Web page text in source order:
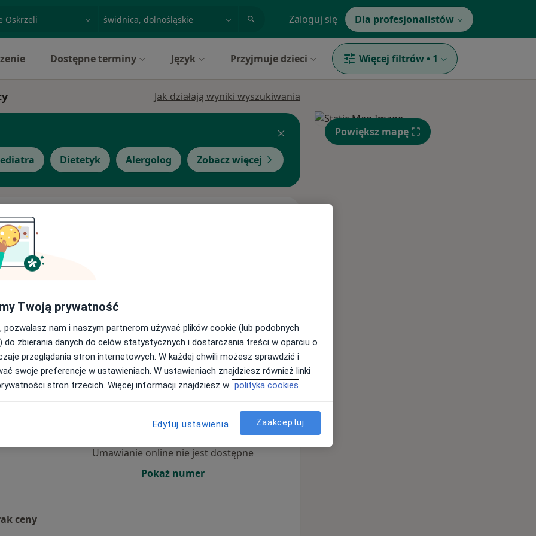
badanie lub nazwiskomiasto lub dzielnica Zaloguj się Dla profesjonalistów
Dostępne terminy Język Przyjmuje dzieci Więcej filtrów • 1
Jak działają wyniki wyszukiwania
Dietetyk Alergolog Zobacz więcej
·
250 zł
Lekarz
ceny
9 Sie 10 Sie
Umawianie online nie jest dostępne
Pokaż numer
Powiększ mapę
Twoją prywatność
pozwalasz nam i naszym partnerom używać plików cookie (lub podobnych
do zbierania danych do celów statystycznych i dostarczania treści w oparciu o
przeglądania stron internetowych. W każdej chwili możesz sprawdzić i
swoje preferencje w ustawieniach. W ustawieniach znajdziesz również linki
stron trzecich. Więcej informacji znajdziesz w polityka cookies
Edytuj ustawienia Zaakceptuj